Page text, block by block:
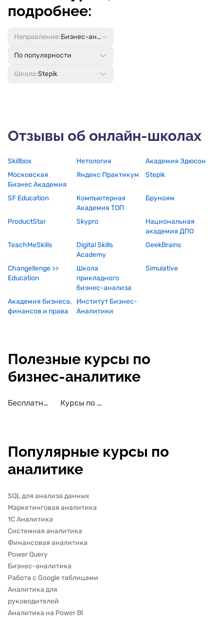
подробнее:
Направление:Бизнес-аналитика
По популярности
Школа:Stepik
Отзывы об онлайн-школах
Skillbox Нетология
Академия Эдюсон
Московская
Бизнес Академия
Яндекс Практикум Stepik
SF Education
Компьютерная
Академия ТОП
Бруноям
ProductStar Skypro
Национальная
академия ДПО
TeachMeSkills
Digital Skills
Academy
GeekBrains
Changellenge >>
Education
Школа
прикладного
бизнес-анализа
Simulative
Академия бизнеса,
финансов и права
Институт Бизнес-
Аналитики
Полезные курсы по
бизнес-аналитике
Бесплатные курсы по бизнес-аналитике Курсы по бизнес-аналитике с трудоустройством
Популярные курсы по
аналитике
SQL для анализа данных
Маркетинговая аналитика
1С Аналитика
Системная аналитика
Финансовая аналитика
Power Query
Бизнес-аналитика
Работа с Google таблицами
Аналитика для
руководителей
Аналитика на Power BI